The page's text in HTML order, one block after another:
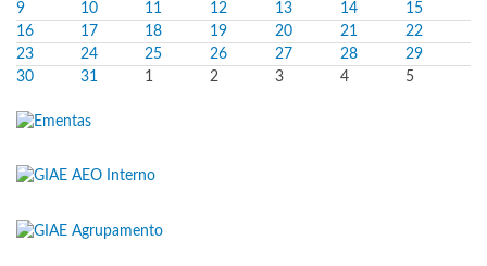
9
10 11 12 13 14
15
16
17 18 19 20 21
22
23
24 25 26 27 28
29
30
31 1 2 3 4 5